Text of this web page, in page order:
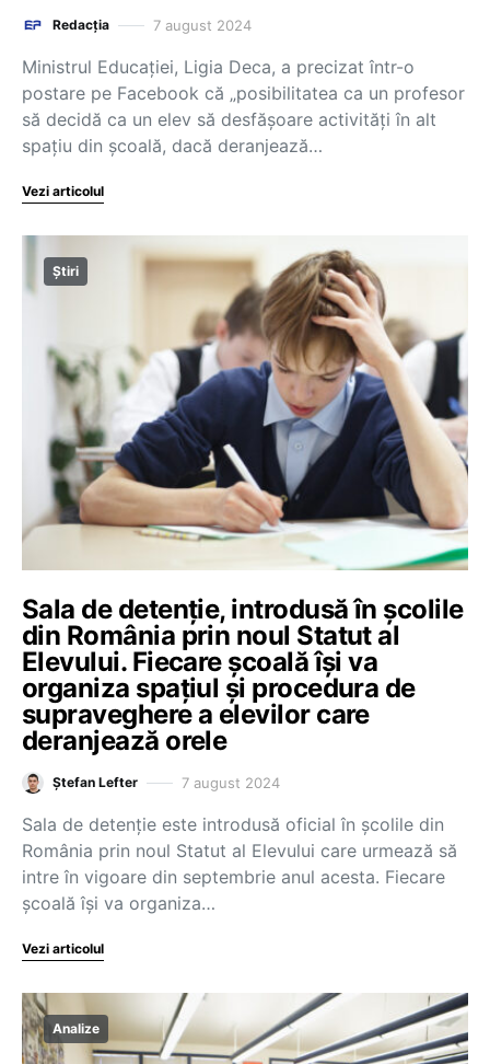
Redacția 7 august 2024
Ministrul Educației, Ligia Deca, a precizat într-o
postare pe Facebook că „posibilitatea ca un profesor
să decidă ca un elev să desfășoare activități în alt
spațiu din școală, dacă deranjează…
Vezi articolul
Știri
Sala de detenție, introdusă în școlile
din România prin noul Statut al
Elevului. Fiecare școală își va
organiza spațiul și procedura de
supraveghere a elevilor care
deranjează orele
Ștefan Lefter 7 august 2024
Sala de detenție este introdusă oficial în școlile din
România prin noul Statut al Elevului care urmează să
intre în vigoare din septembrie anul acesta. Fiecare
școală își va organiza…
Vezi articolul
Analize